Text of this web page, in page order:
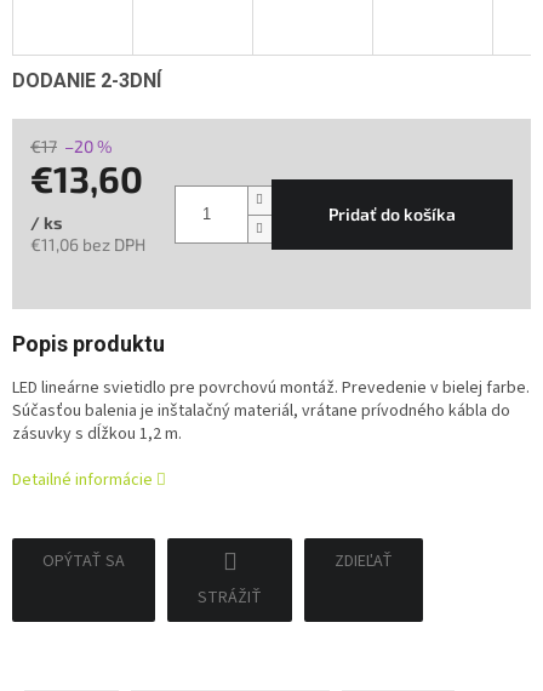
DODANIE 2-3DNÍ
€17 –20 %
€13,60
/ ks
€11,06 bez DPH
Pridať do košíka
Popis produktu
LED lineárne svietidlo pre povrchovú montáž. Prevedenie v bielej farbe.
Súčasťou balenia je inštalačný materiál, vrátane prívodného kábla do
zásuvky s dĺžkou 1,2 m.
Detailné informácie
OPÝTAŤ SA
STRÁŽIŤ
ZDIEĽAŤ